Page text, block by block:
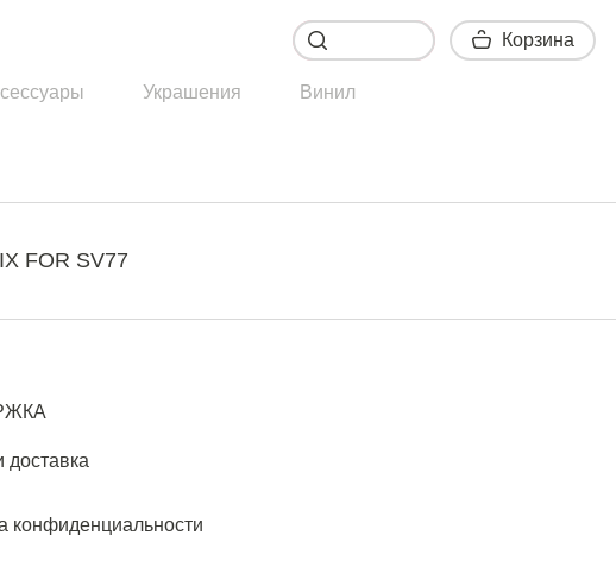
Корзина
Украшения Винил
FOR SV77
доставка
конфиденциальности
Корзина